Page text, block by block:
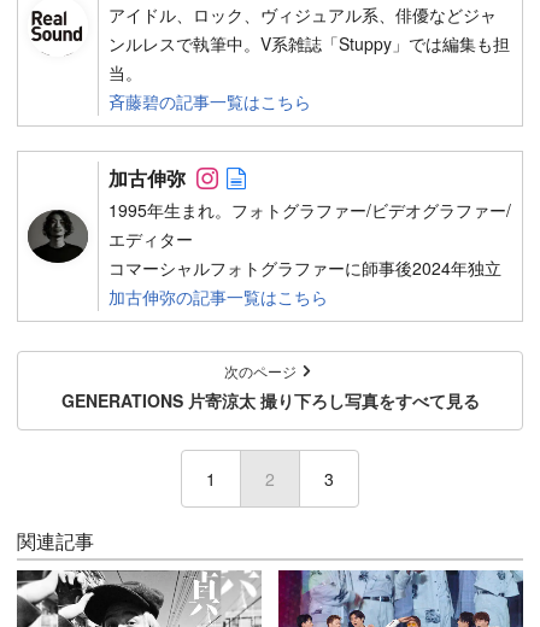
アイドル、ロック、ヴィジュアル系、俳優などジャ
ンルレスで執筆中。V系雑誌「Stuppy」では編集も担
当。
斉藤碧の記事一覧はこちら
加古伸弥 Follow on SNS
1995年生まれ。フォトグラファー/ビデオグラファー/
エディター
コマーシャルフォトグラファーに師事後2024年独立
加古伸弥の記事一覧はこちら
次のページ
GENERATIONS 片寄涼太 撮り下ろし写真をすべて見る
1 2 (current)
3
関連記事